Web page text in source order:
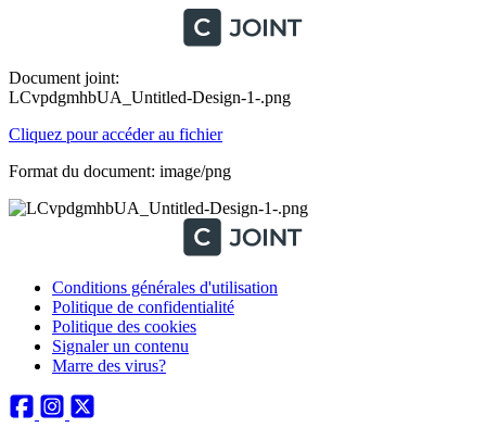
Document joint:
LCvpdgmhbUA_Untitled-Design-1-.png
Cliquez pour accéder au fichier
Format du document: image/png
Conditions générales d'utilisation
Politique de confidentialité
Politique des cookies
Signaler un contenu
Marre des virus?